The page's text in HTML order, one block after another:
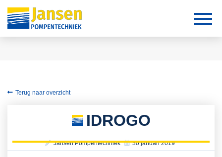
Terug naar overzicht
IDROGO
Jansen Pompentechniek 30 januari 2019